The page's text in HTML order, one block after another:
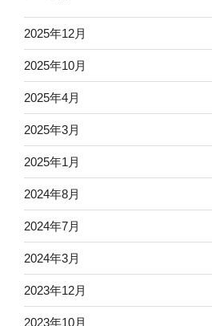
2025年12月
2025年10月
2025年4月
2025年3月
2025年1月
2024年8月
2024年7月
2024年3月
2023年12月
2023年10月